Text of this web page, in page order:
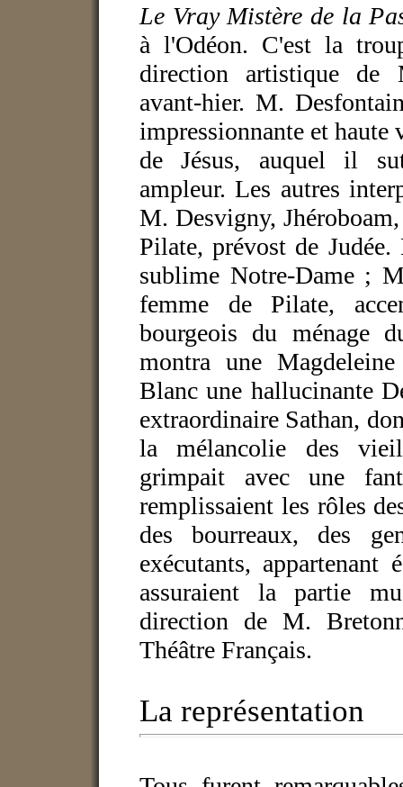
Le Vray Mistère de la
à l'Odéon. C'est la
direction artistique de
avant-hier. M.
impressionnante et
de Jésus, auquel il
ampleur. Les autres
M. Desvigny,
Pilate, prévost de
sublime Notre-Dame ;
femme de Pilate,
bourgeois du ménage
montra une
Blanc une hallucinante
extraordinaire Sathan,
la mélancolie des
grimpait avec une
remplissaient les rôles
des bourreaux, des
exécutants,
assuraient la partie
direction de M.
Théâtre Français.
La représentation